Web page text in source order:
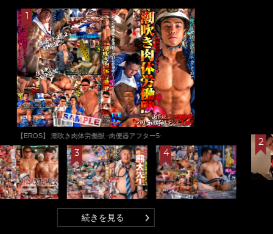
【TUBEオリジナル】 裸で出迎え、宅配員のお兄さんを誘
惑する。 Part.07
続きを見る